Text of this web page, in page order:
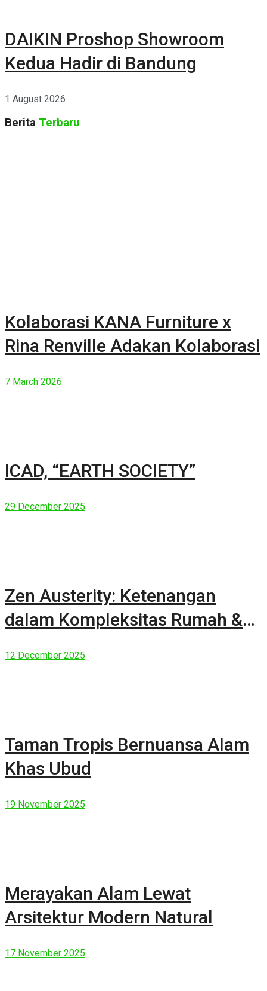
DAIKIN Proshop Showroom
Kedua Hadir di Bandung
1 August 2026
Berita Terbaru
Kolaborasi KANA Furniture x
Rina Renville Adakan Kolaborasi
7 March 2026
ICAD, “EARTH SOCIETY”
29 December 2025
Zen Austerity: Ketenangan
dalam Kompleksitas Rumah &
12 December 2025
Taman Tropis Bernuansa Alam
Khas Ubud
19 November 2025
Merayakan Alam Lewat
Arsitektur Modern Natural
17 November 2025